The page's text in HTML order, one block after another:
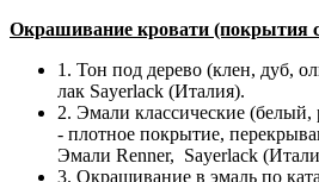
Окрашивание кровати (покрытия
1. Тон под дерево (клен, дуб,
лак Sayerlack (Италия).
2. Эмали классические (белый,
- плотное покрытие,
Эмали Renner, Sayerlack
3. Окрашивание в эмаль по